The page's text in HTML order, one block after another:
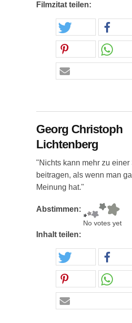
Filmzitat teilen:
Georg Christoph
Lichtenberg
"Nichts kann mehr zu
beitragen, als wenn man
Meinung hat."
Abstimmen:
No votes yet
Inhalt teilen: